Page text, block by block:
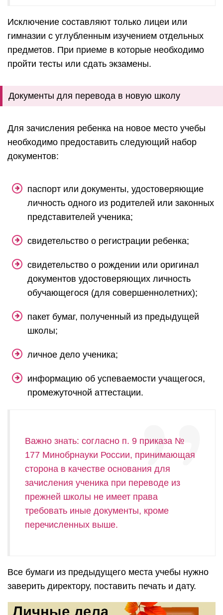
Исключение составляют только лицеи или
гимназии с углубленным изучением отдельных
предметов. При приеме в которые необходимо
пройти тесты или сдать экзамены.
Документы для перевода в новую школу
Для зачисления ребенка на новое место учебы
необходимо предоставить следующий набор
документов:
паспорт или документы, удостоверяющие
личность одного из родителей или законных
представителей ученика;
свидетельство о регистрации ребенка;
свидетельство о рождении или оригинал
документов удостоверяющих личность
обучающегося (для совершеннолетних);
пакет бумаг, полученный из предыдущей
школы;
личное дело ученика;
информацию об успеваемости учащегося,
промежуточной аттестации.
Важно знать: согласно п. 9 приказа №
177 Минобрнауки России, принимающая
сторона в качестве основания для
зачисления ученика при переводе из
прежней школы не имеет права
требовать иные документы, кроме
перечисленных выше.
Все бумаги из предыдущего места учебы нужно
заверить директору, поставить печать и дату.